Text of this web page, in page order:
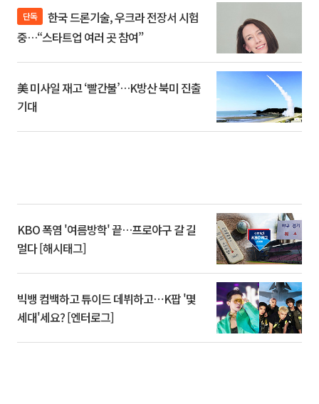
단독
중…“스타트업 여러 곳 참여”
美 미사일 재고 ‘빨간불’…K방산 북미 진출
기대
KBO 폭염 '여름방학' 끝…프로야구 갈 길
멀다 [해시태그]
빅뱅 컴백하고 튜이드 데뷔하고⋯K팝 '몇
세대'세요? [엔터로그]